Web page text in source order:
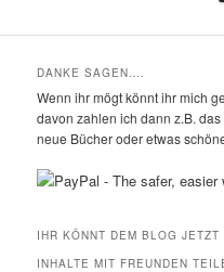
DANKE SAGEN….
Wenn ihr mögt könnt ihr mich
davon zahlen ich dann z.B.
neue Bücher oder etwas
IHR KÖNNT DEM BLOG
INHALTE MIT FREUNDEN